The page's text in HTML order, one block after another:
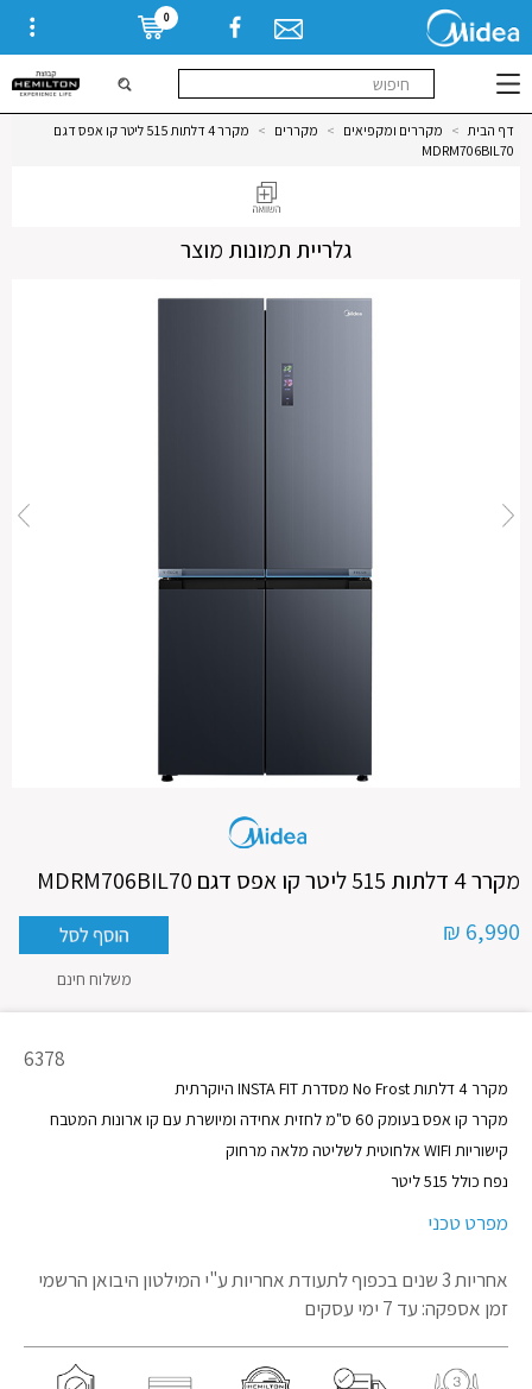
0
דף הבית > מקררים ומקפיאים > מקררים >
מקרר 4 דלתות 515 ליטר קו אפס דגם
MDRM706BIL70
גלריית תמונות מוצר
מקרר 4 דלתות 515 ליטר קו אפס דגם MDRM706BIL70
6,990 ₪
משלוח חינם
מק"ט
6378
מקרר 4 דלתות No Frost מסדרת INSTA FIT היוקרתית
מקרר קו אפס בעומק 60 ס"מ לחזית אחידה ומיושרת עם קו ארונות המטבח
קישוריות WIFI אלחוטית לשליטה מלאה מרחוק
נפח כולל 515 ליטר
מפרט טכני
אחריות 3 שנים בכפוף לתעודת אחריות
ע"י המילטון היבואן הרשמי
זמן אספקה: עד 7 ימי עסקים